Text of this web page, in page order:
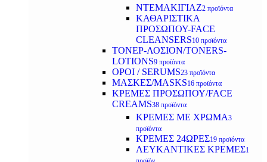
ΝΤΕΜΑΚΙΓΙΑΖ2 προϊόντα
ΚΑΘΑΡΙΣΤΙΚΑ
ΠΡΟΣΩΠΟΥ-FACE
CLEANSERS10 προϊόντα
ΤΟΝΕΡ-ΛΟΣΙΟΝ/TONERS-
LOTIONS9 προϊόντα
ΟΡΟΙ / SERUMS23 προϊόντα
ΜΑΣΚΕΣ/MASKS16 προϊόντα
ΚΡΕΜΕΣ ΠΡΟΣΩΠΟΥ/FACE
CREAMS38 προϊόντα
ΚΡΕΜΕΣ ΜΕ ΧΡΩΜΑ3
προϊόντα
ΚΡΕΜΕΣ 24ΩΡΕΣ19 προϊόντα
ΛΕΥΚΑΝΤΙΚΕΣ ΚΡΕΜΕΣ1